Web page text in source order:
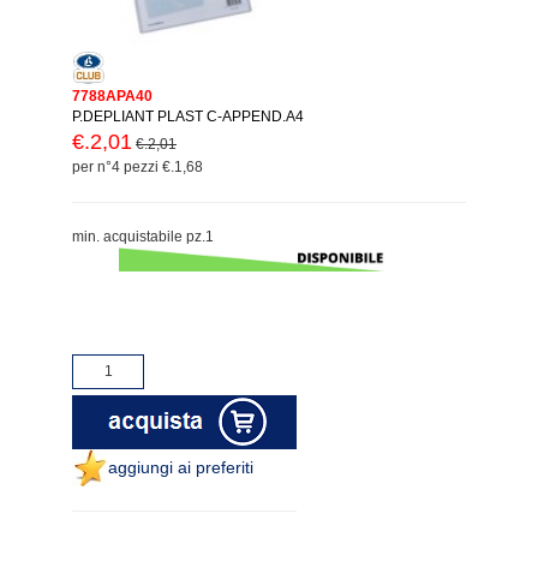
7788APA40
P.DEPLIANT PLAST C-APPEND.A4
€.2,01 €.2,01
per n°4 pezzi €.1,68
min. acquistabile pz.1
aggiungi ai preferiti